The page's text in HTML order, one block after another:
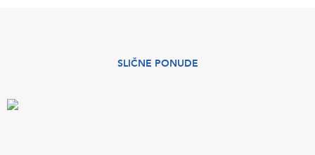
SLIČNE PONUDE